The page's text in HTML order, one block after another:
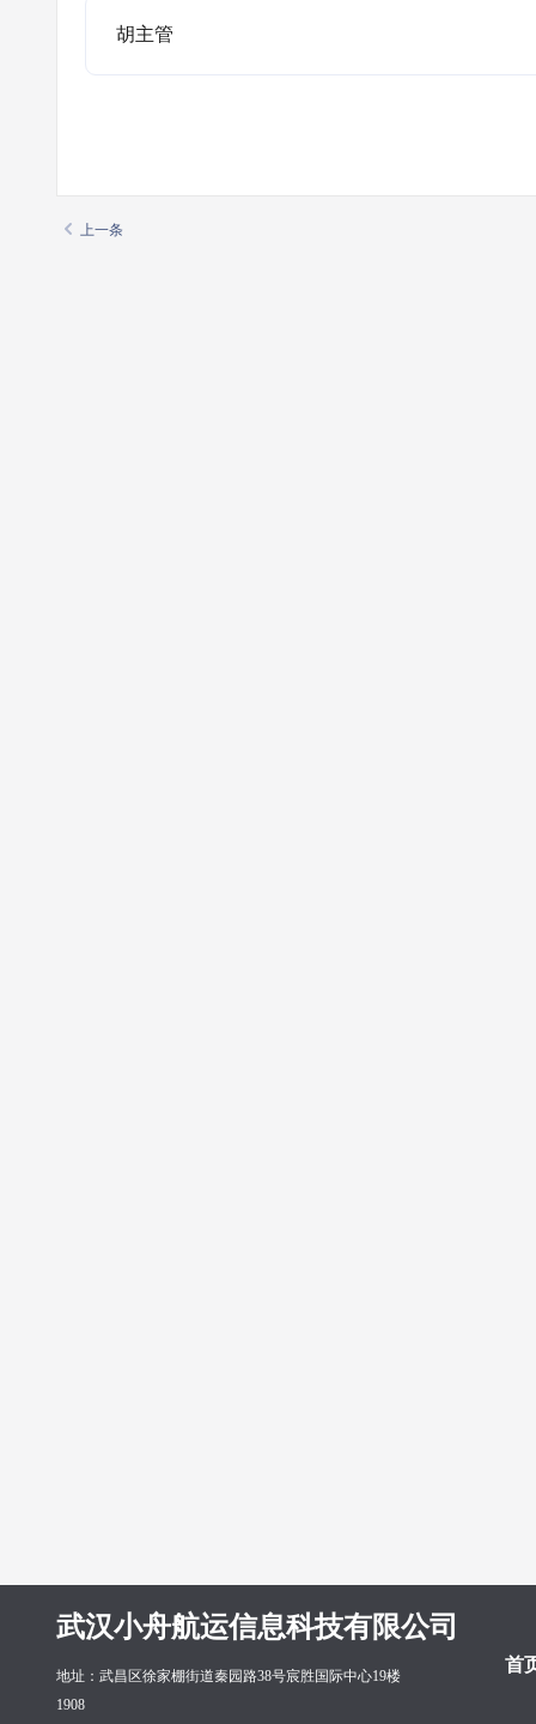
胡主管
上一条
武汉小舟航运信息科技有限公司
首
地址：武昌区徐家棚街道秦园路38号宸胜国际中心19楼
1908